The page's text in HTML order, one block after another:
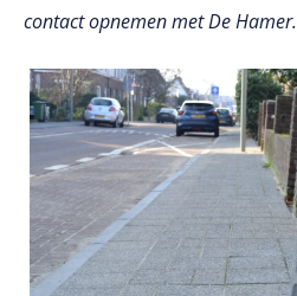
contact opnemen met De Hamer.